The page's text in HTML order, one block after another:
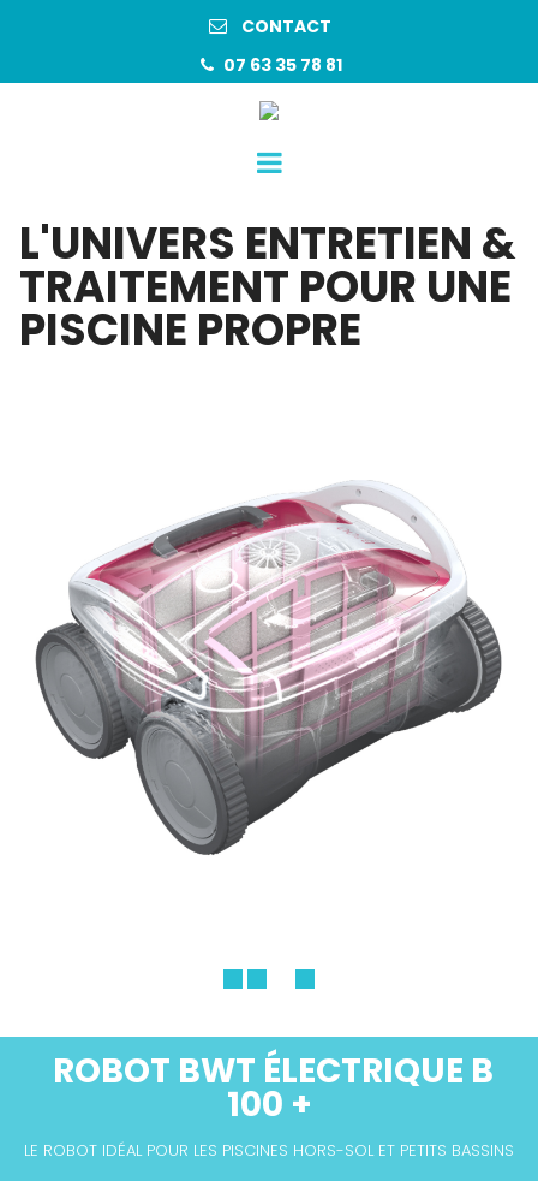
 CONTACT
 07 63 35 78 81
L'UNIVERS ENTRETIEN &
TRAITEMENT POUR UNE
PISCINE PROPRE
ROBOT BWT ÉLECTRIQUE B
100 +
LE ROBOT IDÉAL POUR LES PISCINES HORS-SOL ET PETITS BASSINS